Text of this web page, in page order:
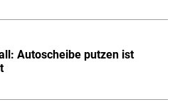
Autoscheibe putzen ist